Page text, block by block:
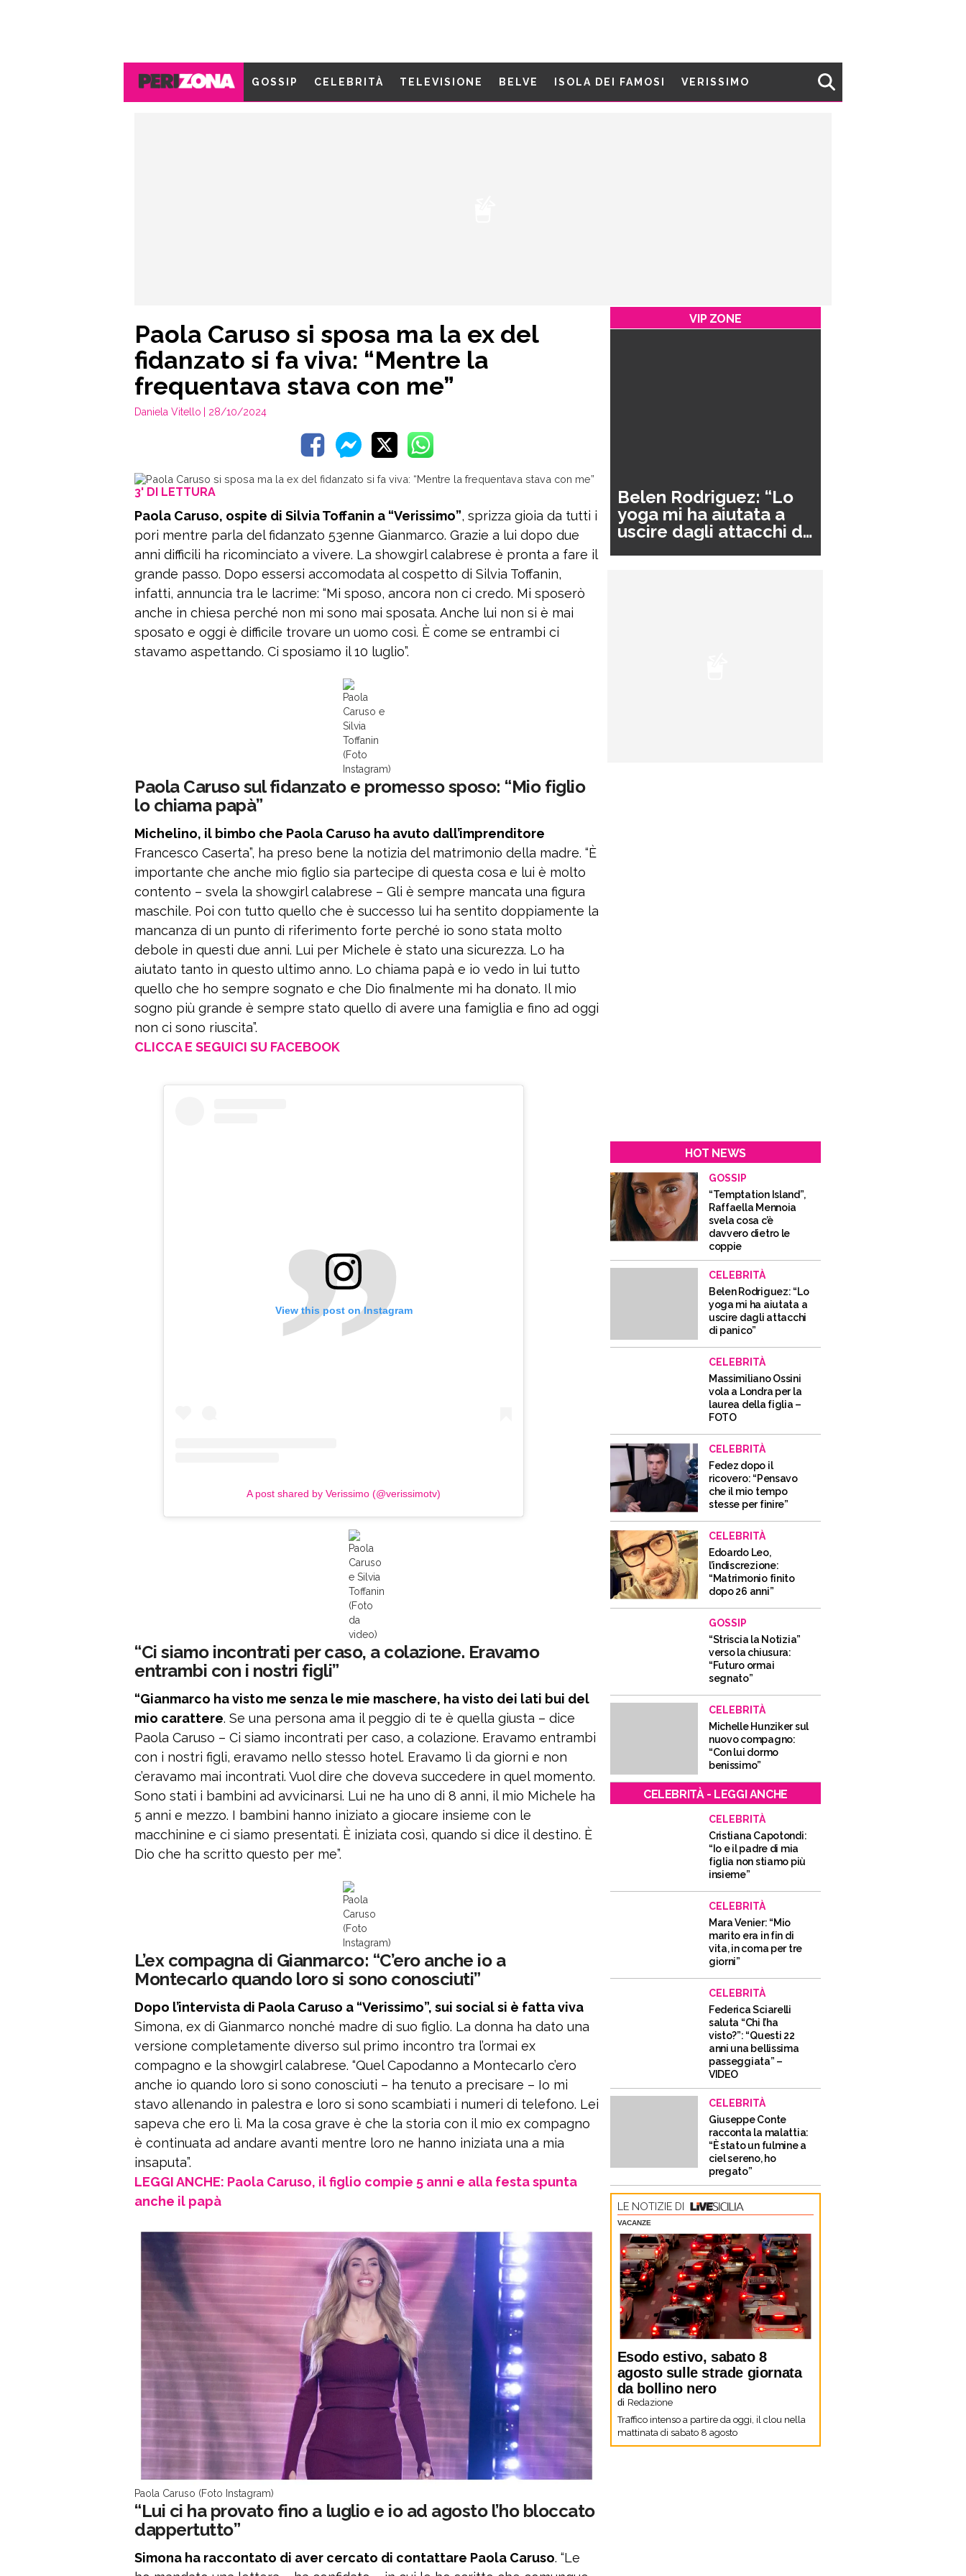
GOSSIP CELEBRITÀ TELEVISIONE BELVE ISOLA DEI FAMOSI VERISSIMO
Paola Caruso si sposa ma la ex del
fidanzato si fa viva: “Mentre la
frequentava stava con me”
Daniela Vitello | 28/10/2024
3' DI LETTURA
Paola Caruso, ospite di Silvia Toffanin a “Verissimo”, sprizza gioia da tutti i
pori mentre parla del fidanzato 53enne Gianmarco. Grazie a lui dopo due
anni difficili ha ricominciato a vivere. La showgirl calabrese è pronta a fare il
grande passo. Dopo essersi accomodata al cospetto di Silvia Toffanin,
infatti, annuncia tra le lacrime: “Mi sposo, ancora non ci credo. Mi sposerò
anche in chiesa perché non mi sono mai sposata. Anche lui non si è mai
sposato e oggi è difficile trovare un uomo così. È come se entrambi ci
stavamo aspettando. Ci sposiamo il 10 luglio”.
Paola
Caruso e
Silvia
Toffanin
(Foto
Instagram)
Paola Caruso sul fidanzato e promesso sposo: “Mio figlio
lo chiama papà”
Michelino, il bimbo che Paola Caruso ha avuto dall’imprenditore
Francesco Caserta”, ha preso bene la notizia del matrimonio della madre. “È
importante che anche mio figlio sia partecipe di questa cosa e lui è molto
contento – svela la showgirl calabrese – Gli è sempre mancata una figura
maschile. Poi con tutto quello che è successo lui ha sentito doppiamente la
mancanza di un punto di riferimento forte perché io sono stata molto
debole in questi due anni. Lui per Michele è stato una sicurezza. Lo ha
aiutato tanto in questo ultimo anno. Lo chiama papà e io vedo in lui tutto
quello che ho sempre sognato e che Dio finalmente mi ha donato. Il mio
sogno più grande è sempre stato quello di avere una famiglia e fino ad oggi
non ci sono riuscita”.
CLICCA E SEGUICI SU FACEBOOK
View this post on Instagram
A post shared by Verissimo (@verissimotv)
Paola
Caruso
e Silvia
Toffanin
(Foto
da
video)
“Ci siamo incontrati per caso, a colazione. Eravamo
entrambi con i nostri figli”
“Gianmarco ha visto me senza le mie maschere, ha visto dei lati bui del
mio carattere. Se una persona ama il peggio di te è quella giusta – dice
Paola Caruso – Ci siamo incontrati per caso, a colazione. Eravamo entrambi
con i nostri figli, eravamo nello stesso hotel. Eravamo lì da giorni e non
c’eravamo mai incontrati. Vuol dire che doveva succedere in quel momento.
Sono stati i bambini ad avvicinarsi. Lui ne ha uno di 8 anni, il mio Michele ha
5 anni e mezzo. I bambini hanno iniziato a giocare insieme con le
macchinine e ci siamo presentati. È iniziata così, quando si dice il destino. È
Dio che ha scritto questo per me”.
Paola
Caruso
(Foto
Instagram)
L’ex compagna di Gianmarco: “C’ero anche io a
Montecarlo quando loro si sono conosciuti”
Dopo l’intervista di Paola Caruso a “Verissimo”, sui social si è fatta viva
Simona, ex di Gianmarco nonché madre di suo figlio. La donna ha dato una
versione completamente diverso sul primo incontro tra l’ormai ex
compagno e la showgirl calabrese. “Quel Capodanno a Montecarlo c’ero
anche io quando loro si sono conosciuti – ha tenuto a precisare – Io mi
stavo allenando in palestra e loro si sono scambiati i numeri di telefono. Lei
sapeva che ero lì. Ma la cosa grave è che la storia con il mio ex compagno
è continuata ad andare avanti mentre loro ne hanno iniziata una a mia
insaputa”.
LEGGI ANCHE: Paola Caruso, il figlio compie 5 anni e alla festa spunta
anche il papà
Paola Caruso (Foto Instagram)
“Lui ci ha provato fino a luglio e io ad agosto l’ho bloccato
dappertutto”
Simona ha raccontato di aver cercato di contattare Paola Caruso. “Le
VIP ZONE
Belen Rodriguez: “Lo
yoga mi ha aiutata a
uscire dagli attacchi di
HOT NEWS
GOSSIP
“Temptation Island”,
Raffaella Mennoia
svela cosa c’è
davvero dietro le
coppie
CELEBRITÀ
Belen Rodriguez: “Lo
yoga mi ha aiutata a
uscire dagli attacchi
di panico”
CELEBRITÀ
Massimiliano Ossini
vola a Londra per la
laurea della figlia –
FOTO
CELEBRITÀ
Fedez dopo il
ricovero: “Pensavo
che il mio tempo
stesse per finire”
CELEBRITÀ
Edoardo Leo,
l’indiscrezione:
“Matrimonio finito
dopo 26 anni”
GOSSIP
“Striscia la Notizia”
verso la chiusura:
“Futuro ormai
segnato”
CELEBRITÀ
Michelle Hunziker sul
nuovo compagno:
“Con lui dormo
benissimo”
CELEBRITÀ - LEGGI ANCHE
CELEBRITÀ
Cristiana Capotondi:
“Io e il padre di mia
figlia non stiamo più
insieme”
CELEBRITÀ
Mara Venier: “Mio
marito era in fin di
vita, in coma per tre
giorni”
CELEBRITÀ
Federica Sciarelli
saluta “Chi l’ha
visto?”: “Questi 22
anni una bellissima
passeggiata” –
VIDEO
CELEBRITÀ
Giuseppe Conte
racconta la malattia:
“È stato un fulmine a
ciel sereno, ho
pregato”
LE NOTIZIE DI
VACANZE
Esodo estivo, sabato 8
agosto sulle strade giornata
da bollino nero
di Redazione
Traffico intenso a partire da oggi, il clou nella
mattinata di sabato 8 agosto